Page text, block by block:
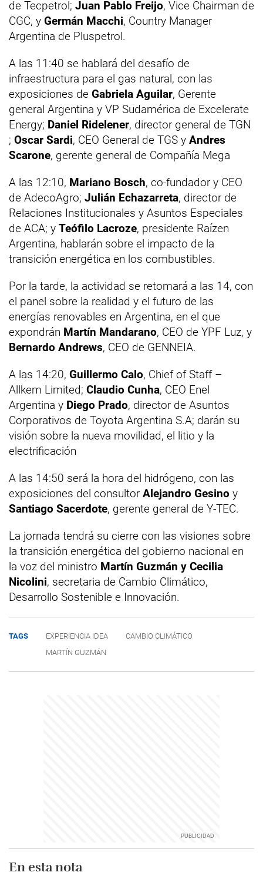
de Tecpetrol; Juan Pablo Freijo, Vice Chairman de
CGC, y Germán Macchi, Country Manager
Argentina de Pluspetrol.
A las 11:40 se hablará del desafío de
infraestructura para el gas natural, con las
exposiciones de Gabriela Aguilar, Gerente
general Argentina y VP Sudamérica de Excelerate
Energy; Daniel Ridelener, director general de TGN
; Oscar Sardi, CEO General de TGS y Andres
Scarone, gerente general de Compañía Mega
A las 12:10, Mariano Bosch, co-fundador y CEO
de AdecoAgro; Julián Echazarreta, director de
Relaciones Institucionales y Asuntos Especiales
de ACA; y Teófilo Lacroze, presidente Raízen
Argentina, hablarán sobre el impacto de la
transición energética en los combustibles.
Por la tarde, la actividad se retomará a las 14, con
el panel sobre la realidad y el futuro de las
energías renovables en Argentina, en el que
expondrán Martín Mandarano, CEO de YPF Luz, y
Bernardo Andrews, CEO de GENNEIA.
A las 14:20, Guillermo Calo, Chief of Staff –
Allkem Limited; Claudio Cunha, CEO Enel
Argentina y Diego Prado, director de Asuntos
Corporativos de Toyota Argentina S.A; darán su
visión sobre la nueva movilidad, el litio y la
electrificación
A las 14:50 será la hora del hidrógeno, con las
exposiciones del consultor Alejandro Gesino y
Santiago Sacerdote, gerente general de Y-TEC.
La jornada tendrá su cierre con las visiones sobre
la transición energética del gobierno nacional en
la voz del ministro Martín Guzmán y Cecilia
Nicolini, secretaria de Cambio Climático,
Desarrollo Sostenible e Innovación.
TAGS EXPERIENCIA IDEA
CAMBIO CLIMÁTICO
MARTÍN GUZMÁN
En esta nota